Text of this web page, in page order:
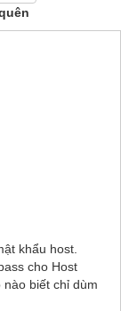
khẩu host.
cho Host
biết chỉ dùm